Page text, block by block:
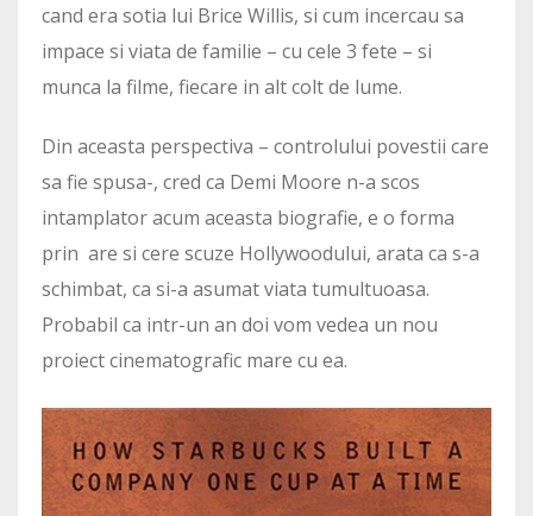
cand era sotia lui Brice Willis, si cum incercau sa
impace si viata de familie – cu cele 3 fete – si
munca la filme, fiecare in alt colt de lume.
Din aceasta perspectiva – controlului povestii care
sa fie spusa-, cred ca Demi Moore n-a scos
intamplator acum aceasta biografie, e o forma
prin are si cere scuze Hollywoodului, arata ca s-a
schimbat, ca si-a asumat viata tumultuoasa.
Probabil ca intr-un an doi vom vedea un nou
proiect cinematografic mare cu ea.